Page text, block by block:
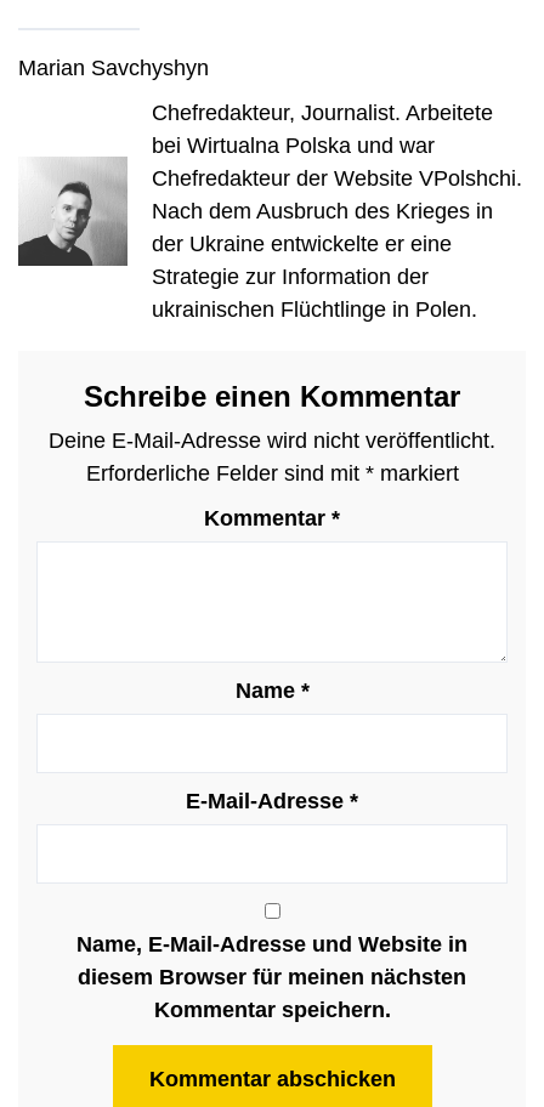
Marian Savchyshyn
Chefredakteur, Journalist. Arbeitete
bei Wirtualna Polska und war
Chefredakteur der Website VPolshchi.
Nach dem Ausbruch des Krieges in
der Ukraine entwickelte er eine
Strategie zur Information der
ukrainischen Flüchtlinge in Polen.
Schreibe einen Kommentar
Deine E-Mail-Adresse wird nicht veröffentlicht.
Erforderliche Felder sind mit *markiert
Kommentar *
Name *
E-Mail-Adresse *
Name, E-Mail-Adresse und Website in
diesem Browser für meinen nächsten
Kommentar speichern.